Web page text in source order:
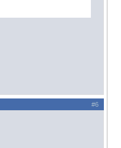
#6